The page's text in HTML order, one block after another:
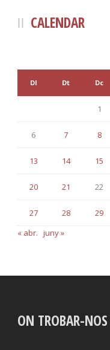
CALENDAR
Dl Dt Dc
1
6 7 8
13 14 15
20 21 22
27 28 29
« abr. juny »
ON TROBAR-NOS